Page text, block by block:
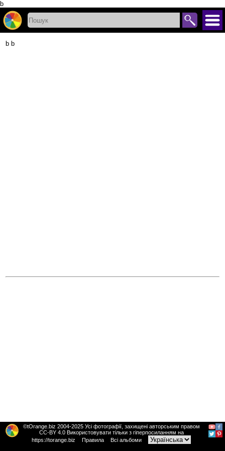
b
b b
©tOrange.biz 2004-2025 Усі фотографії, захищені авторським правом
CC-BY 4.0 Використовувати тільки з гіперпосиланням на
https://torange.biz
Правила Всі альбоми